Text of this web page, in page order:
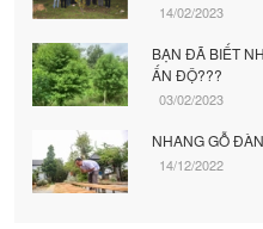
14/02/2023
BẠN ĐÃ BIẾT
ẤN ĐỘ???
03/02/2023
NHANG GỖ
14/12/2022